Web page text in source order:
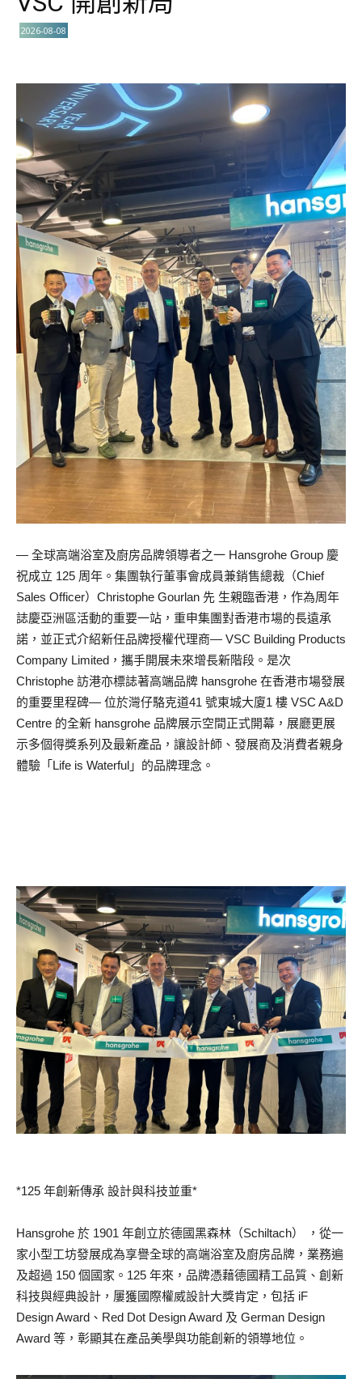
2026-08-08
— 全球高端浴室及廚房品牌領導者之一 Hansgrohe Group 慶
祝成立 125 周年。集團執行董事會成員兼銷售總裁（Chief
Sales Officer）Christophe Gourlan 先 生親臨香港，作為周年
誌慶亞洲區活動的重要一站，重申集團對香港市場的長遠承
諾，並正式介紹新任品牌授權代理商— VSC Building Products
Company Limited，攜手開展未來增長新階段。是次
Christophe 訪港亦標誌著高端品牌 hansgrohe 在香港市場發展
的重要里程碑— 位於灣仔駱克道41 號東城大廈1 樓 VSC A&D
Centre 的全新 hansgrohe 品牌展示空間正式開幕，展廳更展
示多個得獎系列及最新產品，讓設計師、發展商及消費者親身
體驗「Life is Waterful」的品牌理念。
*125 年創新傳承 設計與科技並重*
Hansgrohe 於 1901 年創立於德國黑森林（Schiltach） ，從一
家小型工坊發展成為享譽全球的高端浴室及廚房品牌，業務遍
及超過 150 個國家。125 年來，品牌憑藉德國精工品質、創新
科技與經典設計，屢獲國際權威設計大獎肯定，包括 iF
Design Award、Red Dot Design Award 及 German Design
Award 等，彰顯其在產品美學與功能創新的領導地位。